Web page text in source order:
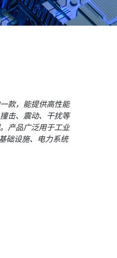
款， 能提供高性能
击、震动、干扰等
产品广泛用于工业
础设施、电力系统